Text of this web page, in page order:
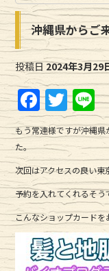
沖縄県からご
投稿日2024年3月29
F
a
c
e
b
o
o
k
T
w
it
te
r
n
e
もう常連様ですが沖縄
た。
次回はアクセスの良い
予約を入れてくれるそう
こんなショップカードを